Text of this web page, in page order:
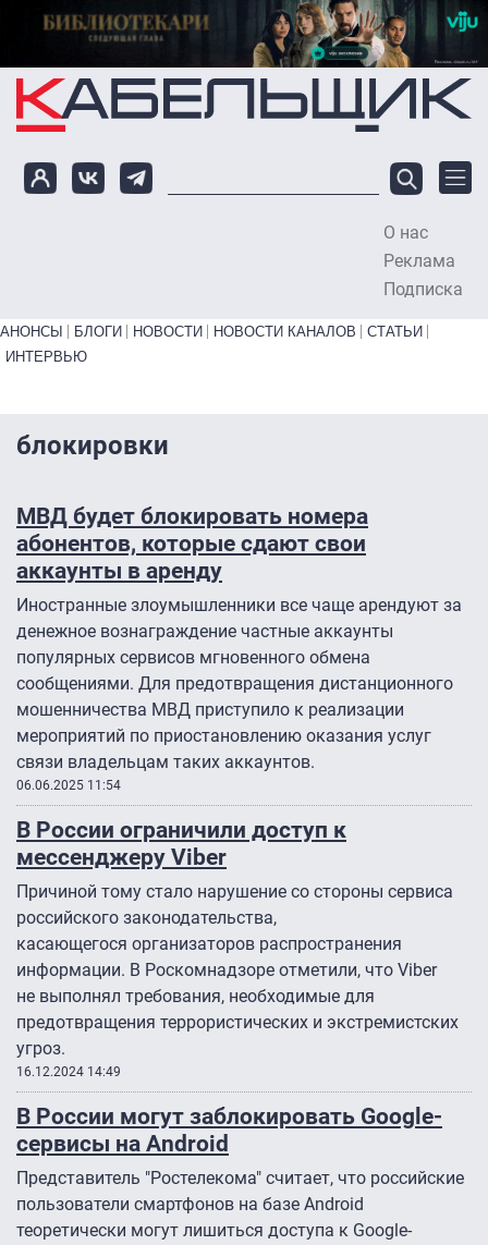
Перейти к основному содержанию
О нас
Реклама
Подписка
Primary links bottom
АНОНСЫ БЛОГИ НОВОСТИ НОВОСТИ КАНАЛОВ
СТАТЬИ
ИНТЕРВЬЮ
блокировки
МВД будет блокировать номера
абонентов, которые сдают свои
аккаунты в аренду
Иностранные злоумышленники все чаще арендуют за
денежное вознаграждение частные аккаунты
популярных сервисов мгновенного обмена
сообщениями. Для предотвращения дистанционного
мошенничества МВД приступило к реализации
мероприятий по приостановлению оказания услуг
связи владельцам таких аккаунтов.
06.06.2025 11:54
В России ограничили доступ к
мессенджеру Viber
Причиной тому стало нарушение со стороны сервиса
российского законодательства,
касающегося организаторов распространения
информации. В Роскомнадзоре отметили, что Viber
не выполнял требования, необходимые для
предотвращения террористических и экстремистских
угроз.
16.12.2024 14:49
В России могут заблокировать Google-
сервисы на Android
Представитель "Ростелекома" считает, что российские
пользователи смартфонов на базе Android
теоретически могут лишиться доступа к Google-